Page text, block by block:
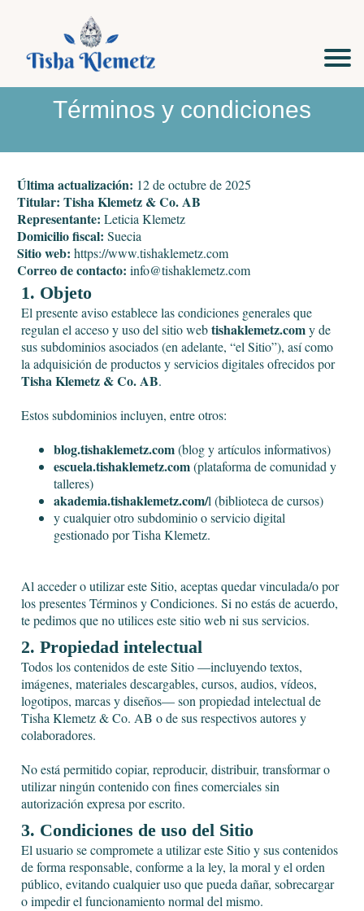
Términos y condiciones
Última actualización: 12 de octubre de 2025
Titular: Tisha Klemetz & Co. AB
Representante: Leticia Klemetz
Domicilio fiscal: Suecia
Sitio web: https://www.tishaklemetz.com
Correo de contacto: info@tishaklemetz.com
1. Objeto
El presente aviso establece las condiciones generales que
regulan el acceso y uso del sitio webtishaklemetz.comy de
sus subdominios asociados (en adelante, “el Sitio”), así como
la adquisición de productos y servicios digitales ofrecidos por
Tisha Klemetz & Co. AB.
Estos subdominios incluyen, entre otros:
blog.tishaklemetz.com(blog y artículos informativos)
escuela.tishaklemetz.com(plataforma de comunidad y
talleres)
akademia.tishaklemetz.com/l (biblioteca de cursos)
y cualquier otro subdominio o servicio digital
gestionado por Tisha Klemetz.
Al acceder o utilizar este Sitio, aceptas quedar vinculada/o por
los presentes Términos y Condiciones. Si no estás de acuerdo,
te pedimos que no utilices este sitio web ni sus servicios.
2. Propiedad intelectual
Todos los contenidos de este Sitio —incluyendo textos,
imágenes, materiales descargables, cursos, audios, vídeos,
logotipos, marcas y diseños— son propiedad intelectual de
Tisha Klemetz & Co. AB o de sus respectivos autores y
colaboradores.
No está permitido copiar, reproducir, distribuir, transformar o
utilizar ningún contenido con fines comerciales sin
autorización expresa por escrito.
3. Condiciones de uso del Sitio
El usuario se compromete a utilizar este Sitio y sus contenidos
de forma responsable, conforme a la ley, la moral y el orden
público, evitando cualquier uso que pueda dañar, sobrecargar
o impedir el funcionamiento normal del mismo.